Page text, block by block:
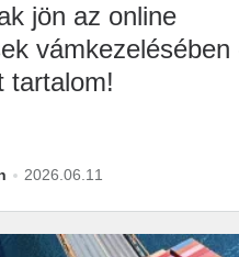
jön az online
vámkezelésében
tartalom!
2026.06.11